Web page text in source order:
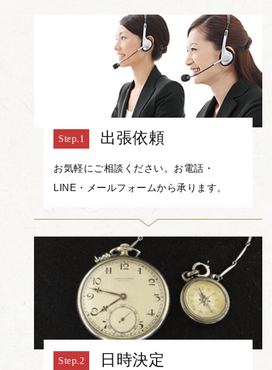
出張依頼
お気軽にご相談ください。お電話・
LINE・メールフォームから承ります。
日時決定